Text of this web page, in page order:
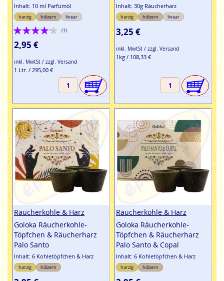
Inhalt: 10 ml Parfümöl
harzig hölzern linear
Bewertung:
80%
(1)
2,95 €
inkl. MwtSt / zzgl. Versand
1 Ltr. / 295,00 €
Inhalt: 30g Räucherharz
harzig hölzern linear
3,25 €
inkl. MwtSt / zzgl. Versand
1kg / 108,33 €
Räucherkohle & Harz
Goloka Räucherkohle-
Töpfchen & Räucherharz
Palo Santo
Inhalt: 6 Kohletöpfchen & Harz
harzig hölzern
Räucherkohle & Harz
Goloka Räucherkohle-
Töpfchen & Räucherharz
Palo Santo & Copal
Inhalt: 6 Kohletöpfchen & Harz
harzig hölzern